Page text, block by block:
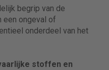
begrip van de
een ongeval of
onderdeel van het
stoffen en